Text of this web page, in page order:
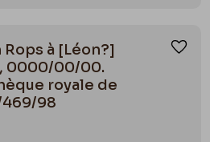
à [Léon?]
0000/00/00.
royale de
98